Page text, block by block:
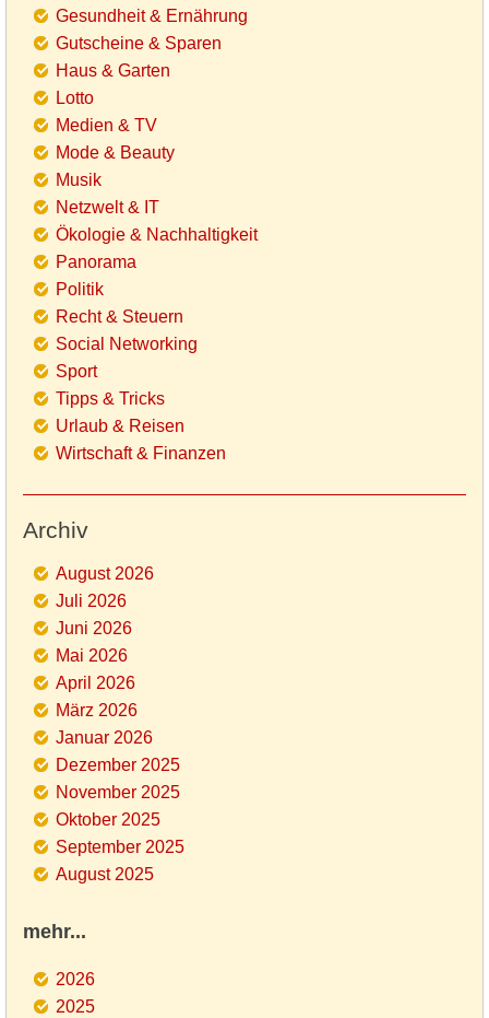
Gesundheit & Ernährung
Gutscheine & Sparen
Haus & Garten
Lotto
Medien & TV
Mode & Beauty
Musik
Netzwelt & IT
Ökologie & Nachhaltigkeit
Panorama
Politik
Recht & Steuern
Social Networking
Sport
Tipps & Tricks
Urlaub & Reisen
Wirtschaft & Finanzen
Archiv
August 2026
Juli 2026
Juni 2026
Mai 2026
April 2026
März 2026
Januar 2026
Dezember 2025
November 2025
Oktober 2025
September 2025
August 2025
mehr...
2026
2025